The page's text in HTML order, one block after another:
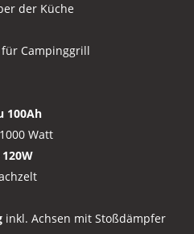
der Küche
Campinggrill
100Ah
Watt
inkl. Achsen mit Stoßdämpfer